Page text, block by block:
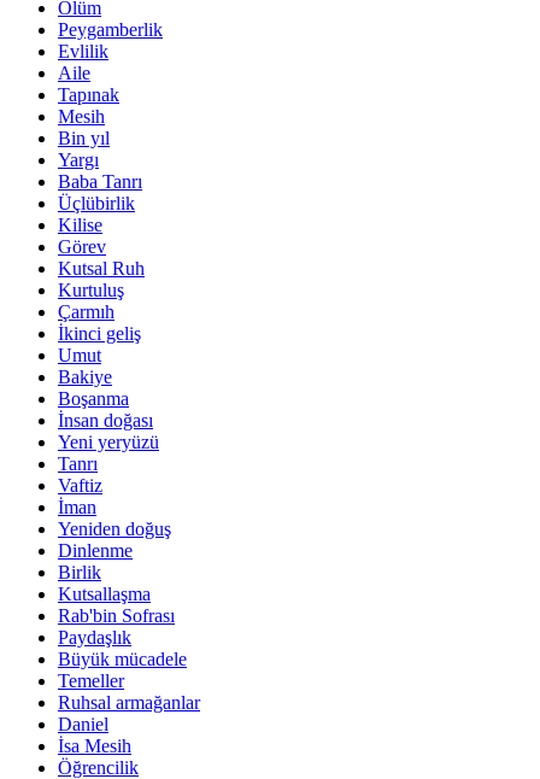
Ölüm
Peygamberlik
Evlilik
Aile
Tapınak
Mesih
Bin yıl
Yargı
Baba Tanrı
Üçlübirlik
Kilise
Görev
Kutsal Ruh
Kurtuluş
Çarmıh
İkinci geliş
Umut
Bakiye
Boşanma
İnsan doğası
Yeni yeryüzü
Tanrı
Vaftiz
İman
Yeniden doğuş
Dinlenme
Birlik
Kutsallaşma
Rab'bin Sofrası
Paydaşlık
Büyük mücadele
Temeller
Ruhsal armağanlar
Daniel
İsa Mesih
Öğrencilik